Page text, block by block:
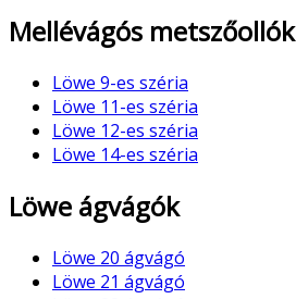
Mellévágós metszőollók
Löwe 9-es széria
Löwe 11-es széria
Löwe 12-es széria
Löwe 14-es széria
Löwe ágvágók
Löwe 20 ágvágó
Löwe 21 ágvágó